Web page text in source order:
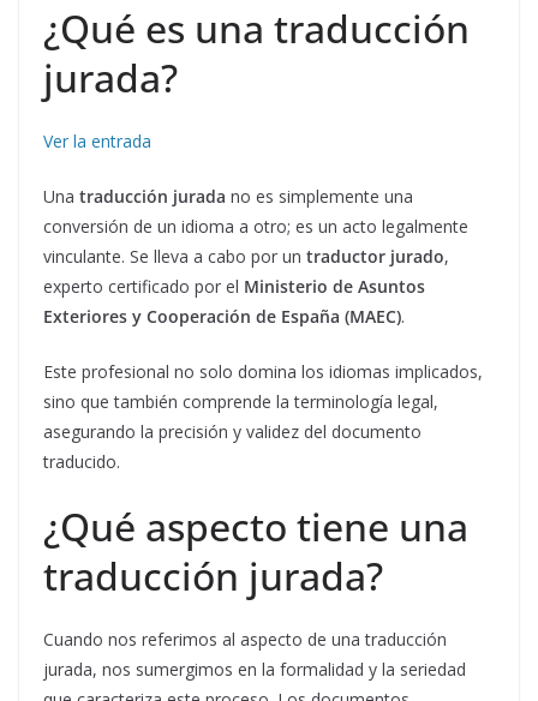
¿Qué es una traducción
jurada?
Ver la entrada
Una traducción jurada no es simplemente una
conversión de un idioma a otro; es un acto legalmente
vinculante. Se lleva a cabo por un traductor jurado,
experto certificado por el Ministerio de Asuntos
Exteriores y Cooperación de España (MAEC).
Este profesional no solo domina los idiomas implicados,
sino que también comprende la terminología legal,
asegurando la precisión y validez del documento
traducido.
¿Qué aspecto tiene una
traducción jurada?
Cuando nos referimos al aspecto de una traducción
jurada, nos sumergimos en la formalidad y la seriedad